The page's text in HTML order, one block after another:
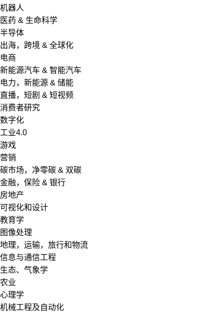
机器人
医药 & 生命科学
半导体
出海，跨境 & 全球化
电商
新能源汽车 & 智能汽车
电力，新能源 & 储能
直播，短剧 & 短视频
消费者研究
数字化
工业4.0
游戏
营销
碳市场，净零碳 & 双碳
金融，保险 & 银行
房地产
可视化和设计
教育学
图像处理
地理，运输，旅行和物流
信息与通信工程
生态、气象学
农业
心理学
机械工程及自动化